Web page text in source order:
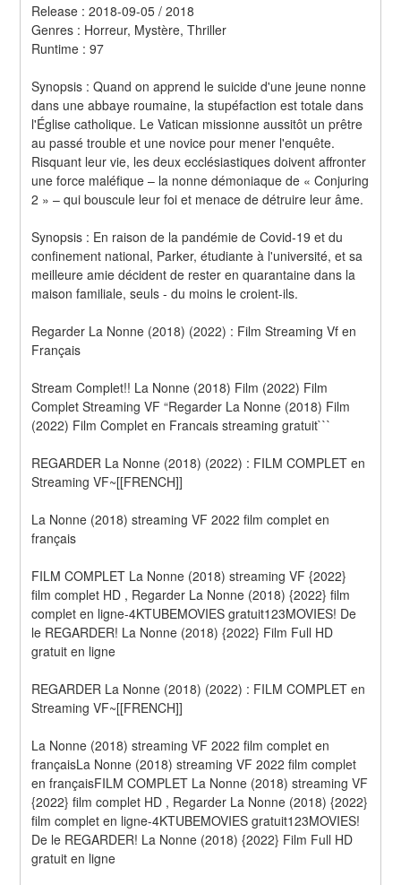
Release : 2018-09-05 / 2018
Genres : Horreur, Mystère, Thriller
Runtime : 97
Synopsis : Quand on apprend le suicide d'une jeune nonne
dans une abbaye roumaine, la stupéfaction est totale dans
l'Église catholique. Le Vatican missionne aussitôt un prêtre
au passé trouble et une novice pour mener l'enquête.
Risquant leur vie, les deux ecclésiastiques doivent affronter
une force maléfique – la nonne démoniaque de « Conjuring
2 » – qui bouscule leur foi et menace de détruire leur âme.
Synopsis : En raison de la pandémie de Covid-19 et du
confinement national, Parker, étudiante à l'université, et sa
meilleure amie décident de rester en quarantaine dans la
maison familiale, seuls - du moins le croient-ils.
Regarder La Nonne (2018) (2022) : Film Streaming Vf en
Français
Stream Complet!! La Nonne (2018) Film (2022) Film
Complet Streaming VF “Regarder La Nonne (2018) Film
(2022) Film Complet en Francais streaming gratuit```
REGARDER La Nonne (2018) (2022) : FILM COMPLET en
Streaming VF~[[FRENCH]]
La Nonne (2018) streaming VF 2022 film complet en
français
FILM COMPLET La Nonne (2018) streaming VF {2022}
film complet HD , Regarder La Nonne (2018) {2022} film
complet en ligne-4KTUBEMOVIES gratuit123MOVIES! De
le REGARDER! La Nonne (2018) {2022} Film Full HD
gratuit en ligne
REGARDER La Nonne (2018) (2022) : FILM COMPLET en
Streaming VF~[[FRENCH]]
La Nonne (2018) streaming VF 2022 film complet en
françaisLa Nonne (2018) streaming VF 2022 film complet
en françaisFILM COMPLET La Nonne (2018) streaming VF
{2022} film complet HD , Regarder La Nonne (2018) {2022}
film complet en ligne-4KTUBEMOVIES gratuit123MOVIES!
De le REGARDER! La Nonne (2018) {2022} Film Full HD
gratuit en ligne